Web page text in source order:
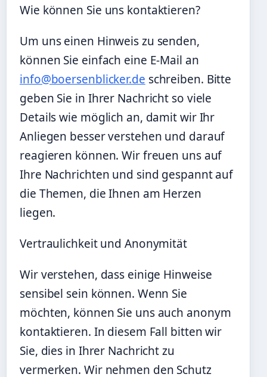
Wie können Sie uns kontaktieren?
Um uns einen Hinweis zu senden,
können Sie einfach eine E-Mail an
info@boersenblicker.de schreiben. Bitte
geben Sie in Ihrer Nachricht so viele
Details wie möglich an, damit wir Ihr
Anliegen besser verstehen und darauf
reagieren können. Wir freuen uns auf
Ihre Nachrichten und sind gespannt auf
die Themen, die Ihnen am Herzen
liegen.
Vertraulichkeit und Anonymität
Wir verstehen, dass einige Hinweise
sensibel sein können. Wenn Sie
möchten, können Sie uns auch anonym
kontaktieren. In diesem Fall bitten wir
Sie, dies in Ihrer Nachricht zu
vermerken. Wir nehmen den Schutz